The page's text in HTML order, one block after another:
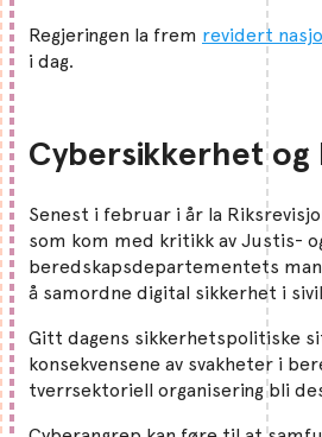
Regjeringen la frem revidert
i dag.
Cybersikkerhet og
Senest i februar i år la
som kom med kritikk av Justis-
beredskapsdepartementets
å samordne digital sikkerhet i
Gitt dagens sikkerhetspolitiske
konsekvensene av svakheter i
tverrsektoriell organisering bli